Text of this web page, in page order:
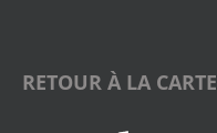
RETOUR À LA CARTE